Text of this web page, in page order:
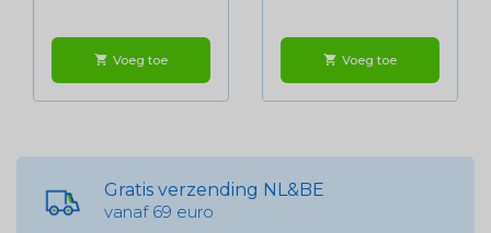
shopping_cart Voeg toe shopping_cart Voeg toe
Gratis verzending NL&BE
vanaf 69 euro